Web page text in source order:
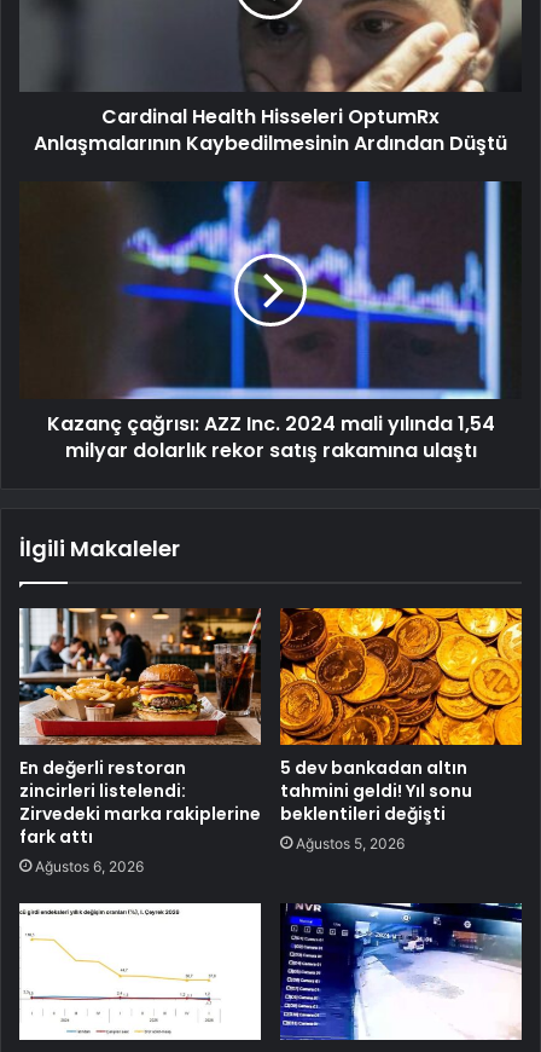
Cardinal Health Hisseleri OptumRx
Anlaşmalarının Kaybedilmesinin Ardından Düştü
Kazanç çağrısı: AZZ Inc. 2024 mali yılında 1,54
milyar dolarlık rekor satış rakamına ulaştı
İlgili Makaleler
En değerli restoran
zincirleri listelendi:
Zirvedeki marka rakiplerine
fark attı
Ağustos 6, 2026
5 dev bankadan altın
tahmini geldi! Yıl sonu
beklentileri değişti
Ağustos 5, 2026